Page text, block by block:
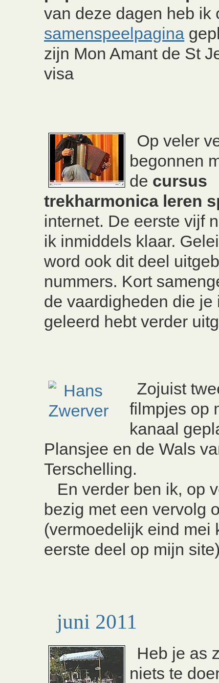
van deze dagen heb ik
samenspeelpagina
zijn Mon Amant de St
visa
Op veler
begonnen
de cursus
trekharmonica leren
internet. De eerste vijf
ik inmiddels klaar.
word ook dit deel
nummers. Kort
de vaardigheden die
geleerd hebt verder
Zojuist
filmpjes op
kanaal
Plansjee en de Wals
Terschelling.
En verder ben ik, op
bezig met een vervolg
(vermoedelijk eind mei
eerste deel op mijn
juni 2011
Heb je as
niets te